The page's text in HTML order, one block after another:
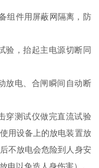
件用屏蔽网隔离，防
，抬起主电源切断同
电、合闸瞬间自动断
测试仪做完直流试验
用设备上的放电装置放
不放电会危险到人身安
电以免造人身伤害）。